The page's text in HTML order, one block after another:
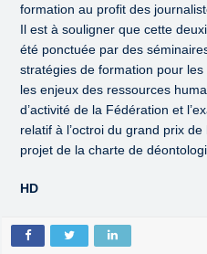
formation au profit des
Il est à souligner que cette
été ponctuée par des
stratégies de formation pour
les enjeux des ressources
d’activité de la Fédération et
relatif à l’octroi du grand prix de
projet de la charte de
HD